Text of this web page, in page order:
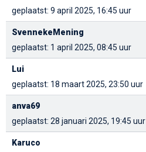
geplaatst: 9 april 2025, 16:45 uur
SvennekeMening
geplaatst: 1 april 2025, 08:45 uur
Lui
geplaatst: 18 maart 2025, 23:50 uur
anva69
geplaatst: 28 januari 2025, 19:45 uur
Karuco